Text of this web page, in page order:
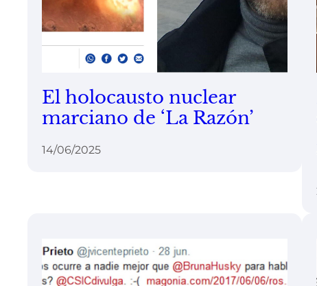
El holocausto nuclear
marciano de ‘La Razón’
14/06/2025